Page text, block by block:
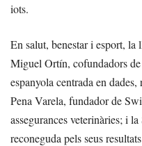
iots.
En salut, benestar i esport,
Miguel Ortín, cofundadors de
espanyola centrada en
Pena Varela, fundador de
assegurances veterinàries; i
reconeguda pels seus